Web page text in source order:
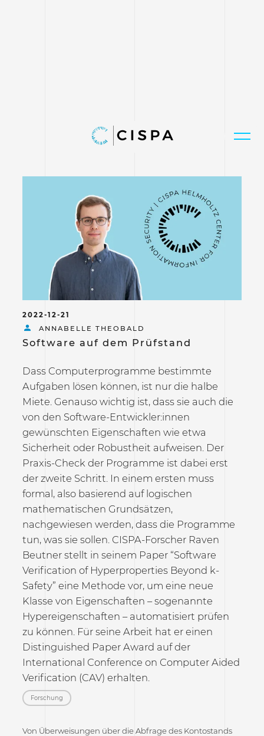
2022-12-21
ANNABELLE THEOBALD
Software auf dem Prüfstand
Dass Computerprogramme bestimmte
Aufgaben lösen können, ist nur die halbe
Miete. Genauso wichtig ist, dass sie auch die
von den Software-Entwickler:innen
gewünschten Eigenschaften wie etwa
Sicherheit oder Robustheit aufweisen. Der
Praxis-Check der Programme ist dabei erst
der zweite Schritt. In einem ersten muss
formal, also basierend auf logischen
mathematischen Grundsätzen,
nachgewiesen werden, dass die Programme
tun, was sie sollen. CISPA-Forscher Raven
Beutner stellt in seinem Paper “Software
Verification of Hyperproperties Beyond k-
Safety” eine Methode vor, um eine neue
Klasse von Eigenschaften – sogenannte
Hypereigenschaften – automatisiert prüfen
zu können. Für seine Arbeit hat er einen
Distinguished Paper Award auf der
International Conference on Computer Aided
Verification (CAV) erhalten.
Forschung
Von Überweisungen über die Abfrage des Kontostands